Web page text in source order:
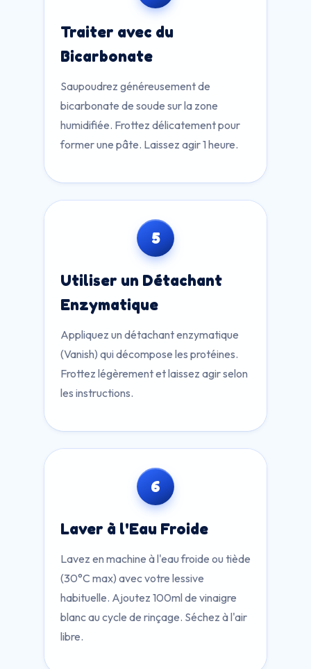
Traiter avec du
Bicarbonate
Saupoudrez généreusement de
bicarbonate de soude sur la zone
humidifiée. Frottez délicatement pour
former une pâte. Laissez agir 1 heure.
5
Utiliser un Détachant
Enzymatique
Appliquez un détachant enzymatique
(Vanish) qui décompose les protéines.
Frottez légèrement et laissez agir selon
les instructions.
6
Laver à l'Eau Froide
Lavez en machine à l'eau froide ou tiède
(30°C max) avec votre lessive
habituelle. Ajoutez 100ml de vinaigre
blanc au cycle de rinçage. Séchez à l'air
libre.